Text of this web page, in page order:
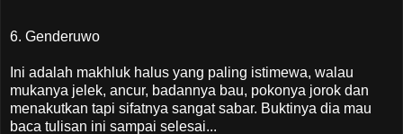
6. Genderuwo
Ini adalah makhluk halus yang paling istimewa, walau
mukanya jelek, ancur, badannya bau, pokonya jorok dan
menakutkan tapi sifatnya sangat sabar. Buktinya dia mau
baca tulisan ini sampai selesai...